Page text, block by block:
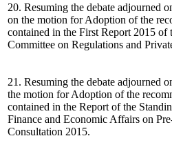
20. Resuming the debate adjourned
on the motion for Adoption of the
contained in the First Report 2015 of
Committee on Regulations and
21. Resuming the debate adjourned
the motion for Adoption of the
contained in the Report of the
Finance and Economic Affairs on
Consultation 2015.